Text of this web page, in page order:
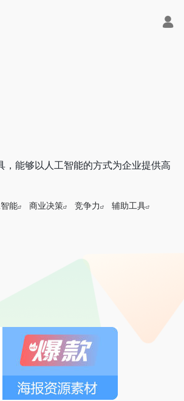
能够以人工智能的方式为企业提供高
能 商业决策 竞争力 辅助工具